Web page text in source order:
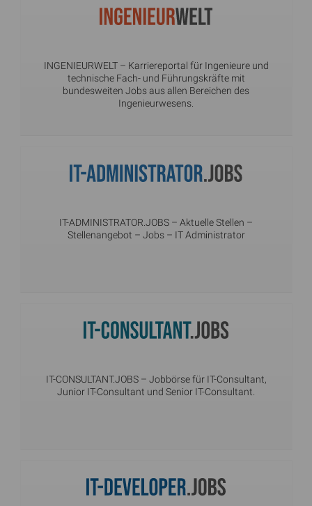
INGENIEURWELT– Karriereportal für Ingenieure und
technische Fach- und Führungskräfte mit
bundesweiten Jobs aus allen Bereichen des
Ingenieurwesens.
IT-ADMINISTRATOR.JOBS – Aktuelle Stellen –
Stellenangebot – Jobs – IT Administrator
IT-CONSULTANT.JOBS– Jobbörse für IT-Consultant,
Junior IT-Consultant und Senior IT-Consultant.